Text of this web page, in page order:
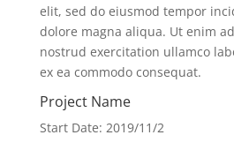
elit, sed do eiusmod tempor
dolore magna aliqua. Ut enim
nostrud exercitation ullamco
ex ea commodo consequat.
Project Name
Start Date: 2019/11/2